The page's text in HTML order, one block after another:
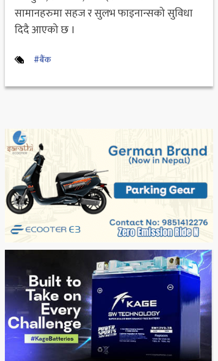
सामानहरुमा सहज र सुलभ फाइनान्सको सुविधा
दिदै आएको छ ।
#बैंक